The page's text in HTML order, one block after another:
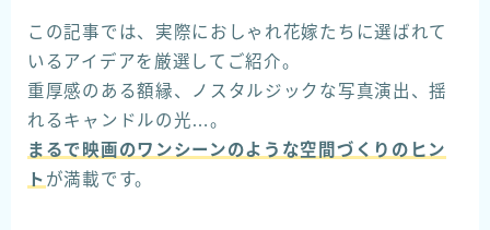
この記事では、実際におしゃれ花嫁たちに選ばれて
いるアイデアを厳選してご紹介。
重厚感のある額縁、ノスタルジックな写真演出、揺
れるキャンドルの光…。
まるで映画のワンシーンのような空間づくりのヒン
ト が満載です。